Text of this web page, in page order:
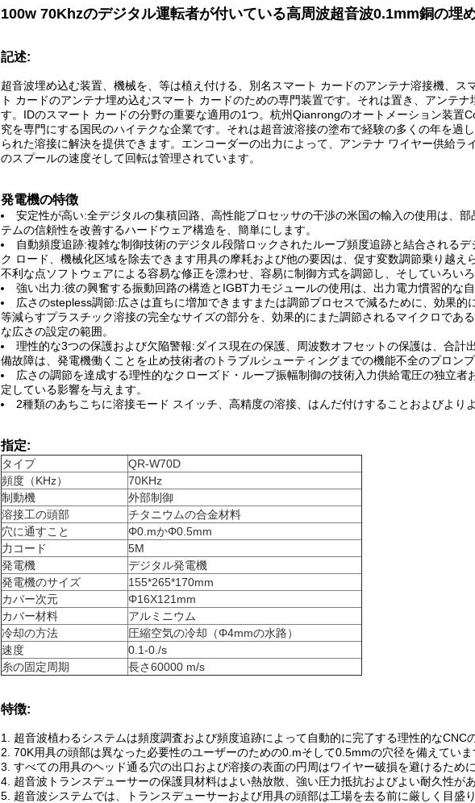
100w 70Khzのデジタル運転者が付いている高周波超音波0.1mm銅の埋
記述:
超音波埋め込む装置、機械を、等は植え付ける、別名スマート カードのアンテナ溶接機、ス
ト カードのアンテナ埋め込むスマート カードのための専門装置です。それは置き、アンテ
す。IDのスマート カードの分野の重要な適用の1つ。杭州Qianrongのオートメーション装置
究を専門にする国民のハイテクな企業です。それは超音波溶接の塗布で経験の多くの年を過
られた溶接に解決を提供できます。エンコーダーの出力によって、アンテナ ワイヤー供給ラ
のスプールの速度そして回転は管理されています。
発電機の特徴
安定性が高い:全デジタルの集積回路、高性能プロセッサの干渉の米国の輸入の使用は、
テムの信頼性を改善するハードウェア構造を、簡単にします。
自動頻度追跡:複雑な制御技術のデジタル段階ロックされたループ頻度追跡と結合される
ク ロード、機械化区域を除去できます用具の摩耗および他の要因は、促す変数調節乗り越え
不利な点ソフトウェアによる容易な修正を漂わせ、容易に制御方式を調節し、そしていろい
強い出力:彼の興奮する振動回路の構造とIGBT力モジュールの使用は、出力電力慣習的な
広さのstepless調節:広さは直ちに増加できますまたは調節プロセスで減るために、効果的
等減らすプラスチック溶接の完全なサイズの部分を、効果的にまた調節されるマイクロであ
な広さの設定の範囲。
理性的な3つの保護および欠陥警報:ダイス現在の保護、周波数オフセットの保護は、合計
備故障は、発電機働くことを止め技術者のトラブルシューティングまでの機能不全のプロン
広さの調節を達成する理性的なクローズド・ループ振幅制御の技術入力供給電圧の独立
定している影響を与えます。
2種類のあちこちに溶接モード スイッチ、高精度の溶接、はんだ付けすることおよびよりよ
指定:
タイプ
QR-W70D
頻度（KHz）
70KHz
制動機
外部制御
溶接工の頭部
チタニウムの合金材料
穴に通すこと
Φ0.mかΦ0.5mm
力コード
5M
発電機
デジタル発電機
発電機のサイズ
155*265*170mm
カバー次元
Φ16X121mm
カバー材料
アルミニウム
冷却の方法
圧縮空気の冷却（Φ4mmの水路）
速度
0.1-0./s
糸の固定周期
長さ60000 m/s
特徴:
1. 超音波植わるシステムは頻度調査および頻度追跡によって自動的に完了する理性的なCNC
2. 70K用具の頭部は異なった必要性のユーザーのための0.mそして0.5mmの穴径を備えていま
3. すべての用具のヘッド通る穴の出口および溶接の表面の円周はワイヤー破損を避けるため
4. 超音波トランスデューサーの保護貝材料はよい熱放散、強い圧力抵抗およびよい耐久性が
5. 超音波システムでは、トランスデューサーおよび用具の頭部は工場を去る前に厳しく目盛